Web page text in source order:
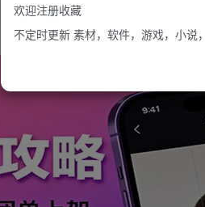
您当前未登录！建议登陆后
欢迎注册收藏
不定时更新 素材，软件，游戏，小说